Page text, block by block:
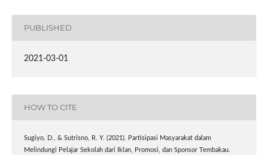
PUBLISHED
2021-03-01
HOW TO CITE
Sugiyo, D., & Sutrisno, R. Y. (2021). Partisipasi Masyarakat dalam
Melindungi Pelajar Sekolah dari Iklan, Promosi, dan Sponsor Tembakau.